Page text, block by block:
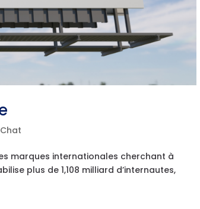
marques internationales cherchant à
plus de 1,108 milliard d’internautes,